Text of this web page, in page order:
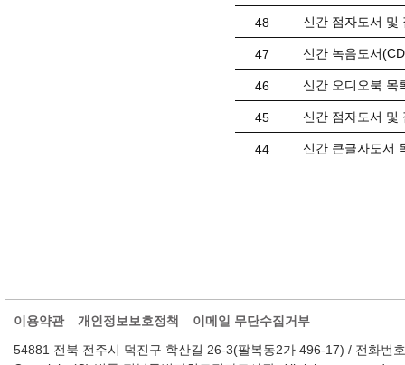
48 신간 점자도서 및
47 신간 녹음도서
46 신간 오디오북 목
45 신간 점자도서 및
44 신간 큰글자도서
이용약관 개인정보보호정책
이메일 무단수집거부
54881 전북 전주시 덕진구 학산길 26-3(팔복동2가 496-17) / 전화